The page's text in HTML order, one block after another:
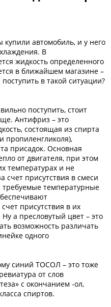
купили автомобиль, и у него
В
жидкость определенного
в ближайшем магазине –
в такой ситуации?
поступить, стоит
Антифриз – это
состоящая из спирта
пропиленгликоля),
присадок. Основная
от двигателя, при этом
температурах и не
счет присутствия в смеси
температурные
присутствия в их
а пресловутый цвет – это
возможность различать
одного
синий ТОСОЛ – это тоже
от слов
с окончанием -ол,
спиртов.